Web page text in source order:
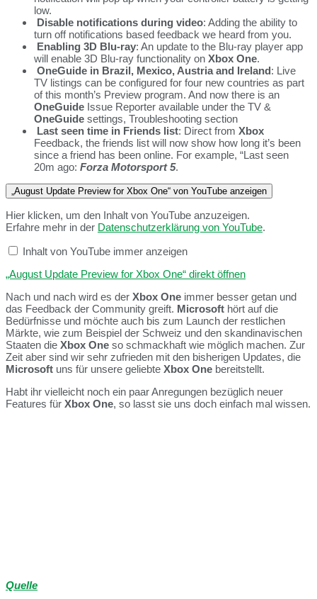
low.
Disable notifications during video: Adding the ability to
turn off notifications based feedback we heard from you.
Enabling 3D Blu-ray: An update to the Blu-ray player app
will enable 3D Blu-ray functionality on Xbox One.
OneGuide in Brazil, Mexico, Austria and Ireland: Live
TV listings can be configured for four new countries as part
of this month’s Preview program. And now there is an
OneGuide Issue Reporter available under the TV &
OneGuide settings, Troubleshooting section
Last seen time in Friends list: Direct from Xbox
Feedback, the friends list will now show how long it’s been
since a friend has been online. For example, “Last seen
20m ago: Forza Motorsport 5.
„August Update Preview for Xbox One“ von YouTube anzeigen
Hier klicken, um den Inhalt von YouTube anzuzeigen.
Erfahre mehr in der Datenschutzerklärung von YouTube.
Inhalt von YouTube immer anzeigen
„August Update Preview for Xbox One“ direkt öffnen
Nach und nach wird es der Xbox One immer besser getan und
das Feedback der Community greift. Microsoft hört auf die
Bedürfnisse und möchte auch bis zum Launch der restlichen
Märkte, wie zum Beispiel der Schweiz und den skandinavischen
Staaten die Xbox One so schmackhaft wie möglich machen. Zur
Zeit aber sind wir sehr zufrieden mit den bisherigen Updates, die
Microsoft uns für unsere geliebte Xbox One bereitstellt.
Habt ihr vielleicht noch ein paar Anregungen bezüglich neuer
Features für Xbox One, so lasst sie uns doch einfach mal wissen.
Quelle